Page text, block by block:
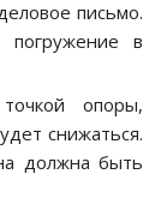
письмо.
в
опоры,
снижаться.
должна быть